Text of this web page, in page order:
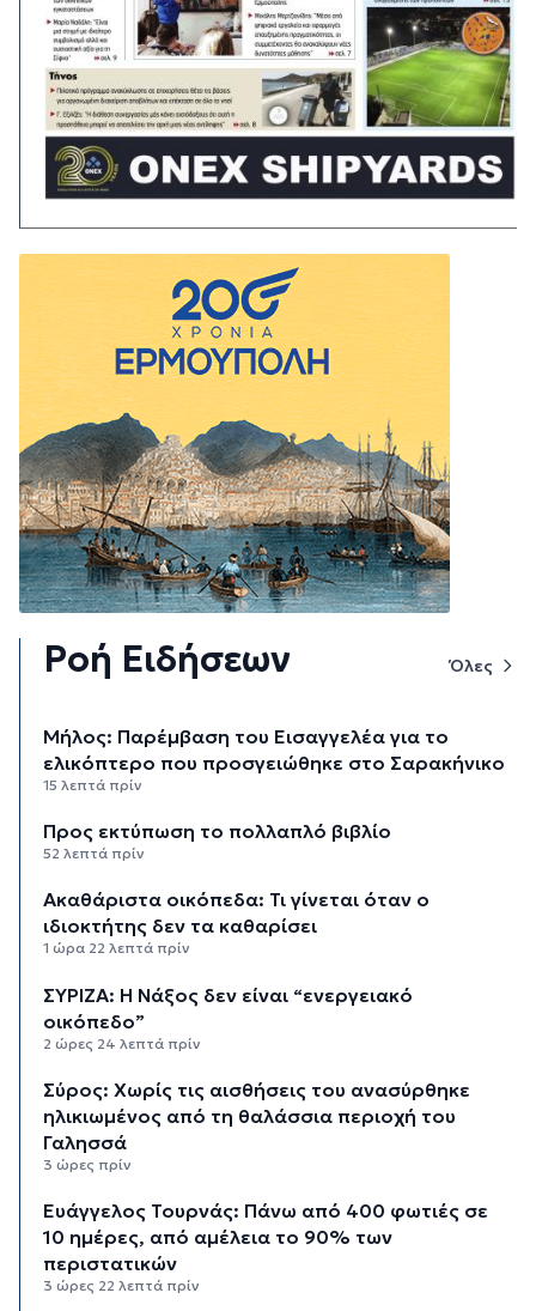
Ροή Ειδήσεων Όλες
Μήλος: Παρέμβαση του Εισαγγελέα για το
ελικόπτερο που προσγειώθηκε στο Σαρακήνικο
15 λεπτά πρίν
Προς εκτύπωση το πολλαπλό βιβλίο
52 λεπτά πρίν
Ακαθάριστα οικόπεδα: Τι γίνεται όταν ο
ιδιοκτήτης δεν τα καθαρίσει
1 ώρα 22 λεπτά πρίν
ΣΥΡΙΖΑ: Η Νάξος δεν είναι “ενεργειακό
οικόπεδο”
2 ώρες 24 λεπτά πρίν
Σύρος: Χωρίς τις αισθήσεις του ανασύρθηκε
ηλικιωμένος από τη θαλάσσια περιοχή του
Γαλησσά
3 ώρες πρίν
Ευάγγελος Τουρνάς: Πάνω από 400 φωτιές σε
10 ημέρες, από αμέλεια το 90% των
περιστατικών
3 ώρες 22 λεπτά πρίν